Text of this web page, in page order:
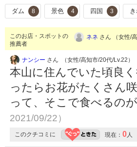
ダム 8 景色 4 四国 3
このお店・スポットの
推薦者
ネネ さん （女性/
ナンシー さん （女性/高知市/20代/Lv.22）
本山に住んでいた頃良
ったらお花がたくさん
って、そこで食べるの
2021/09/22）
このクチコミに 現在： 0 人